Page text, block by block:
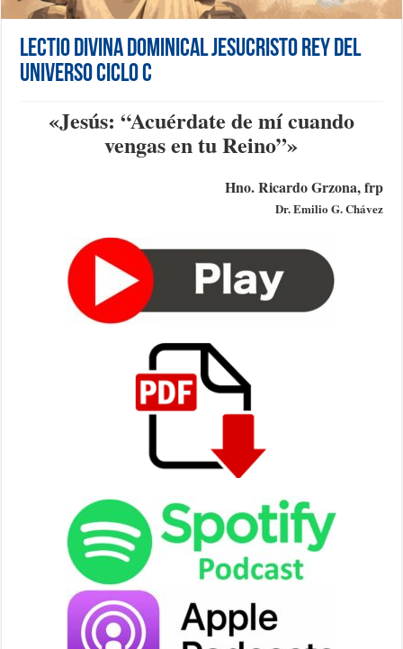
Lectio Divina Dominical Jesucristo Rey del
Universo Ciclo C
«Jesús: “Acuérdate de mí cuando
vengas en tu Reino”»
Hno. Ricardo Grzona, frp
Dr. Emilio G. Chávez